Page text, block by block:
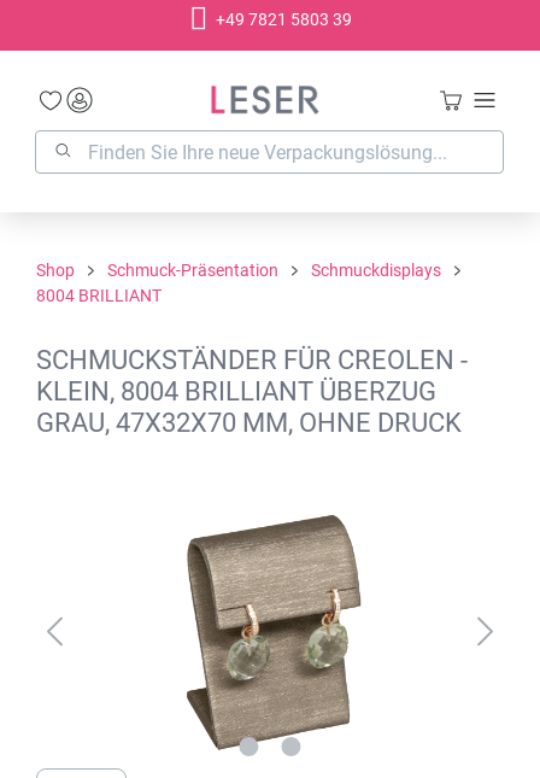
+49 7821 5803 39
Shop Schmuck-Präsentation
Schmuckdisplays
8004 BRILLIANT
SCHMUCKSTÄNDER FÜR CREOLEN -
KLEIN, 8004 BRILLIANT ÜBERZUG
GRAU, 47X32X70 MM, OHNE DRUCK